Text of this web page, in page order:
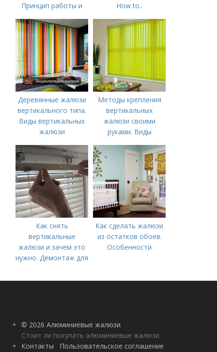
Принцип работы и
жалюзи
How to..
жалюзи
Деревянные жалюзи
вертикального типа.
Виды вертикальных
жалюзи
Методы крепления
вертикальных
жалюзи своими
руками. Виды
Как снять
вертикальные
жалюзи и зачем это
нужно. Демонтаж для
Как сделать жалюзи
из остатков обоев.
Особенности
© 2026 Алюминиевые жалюзи
Стоит ли покупать алюминиевые жалюзи
Контакты
Пользовательское соглашение